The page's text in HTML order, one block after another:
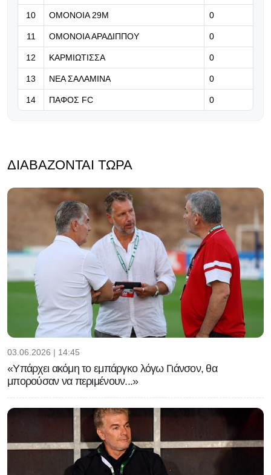
09.08.2026 | 11:18
Στόχος η ετοιμότητα για την
πρεμιέρα
10 ΟΜΟΝΟΙΑ 29Μ 0
11 ΟΜΟΝΟΙΑ ΑΡΑΔΙΠΠΟΥ 0
12 ΚΑΡΜΙΩΤΙΣΣΑ 0
13 ΝΕΑ ΣΑΛΑΜΙΝΑ 0
14 ΠΑΦΟΣ FC 0
ΔΙΑΒΆΖΟΝΤΑΙ ΤΏΡΑ
03.06.2026 | 14:45
«Υπάρχει ακόμη το εμπάργκο λόγω Γιάνσον, θα
μπορούσαν να περιμένουν...»